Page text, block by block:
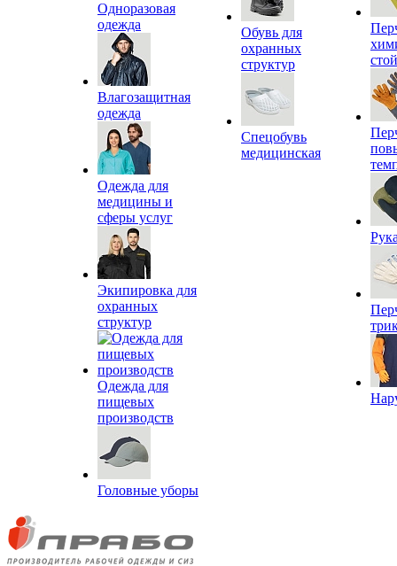
Одноразовая
одежда
Влагозащитная
одежда
Одежда для
медицины и
сферы услуг
Экипировка для
охранных
структур
Одежда для
пищевых
производств
Головные уборы
Обувь для
охранных
структур
Спецобувь
медицинская